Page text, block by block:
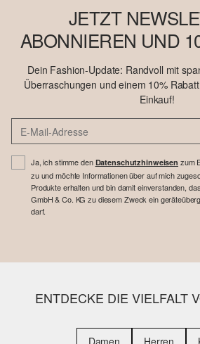
JETZT
ABONNIEREN UND
Dein Fashion-Update: Randvoll mit
Überraschungen und einem 10%
Einkauf!
Ja, ich stimme den Datenschutzhinweisen zum
zu und möchte Informationen über auf mich
Produkte erhalten und bin damit einverstanden,
GmbH & Co. KG zu diesem Zweck ein
darf.
ENTDECKE DIE VIELFALT